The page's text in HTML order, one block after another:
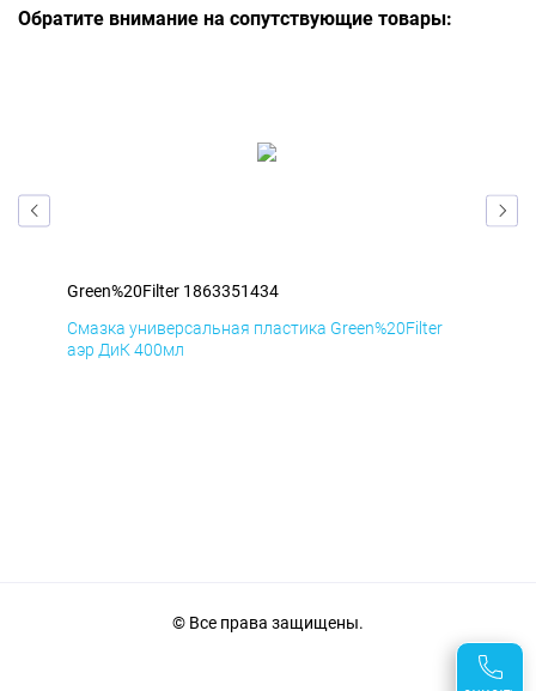
Обратите внимание на сопутствующие товары:
Green%20Filter 1863351434
Смазка универсальная пластика Green%20Filter
аэр ДиК 400мл
© Все права защищены.